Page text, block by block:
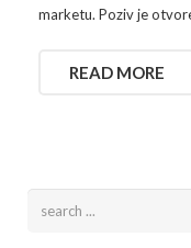
marketu. Poziv je
READ MORE